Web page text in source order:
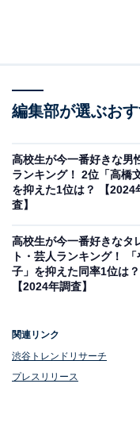
ビ系）の真島太一役
など）の面堂終太郎
ど、数多くの主要キ
してだけでなく、歌
ラマやバラエティ番
編集部が選ぶお
高校生が今一番好きな男
ランキング！ 2位「高橋
を抑えた1位は？ 【2024
査】
高校生が今一番好きなタ
ト・芸人ランキング！ 「
子」を抑えた同率1位は？
【2024年調査】
関連リンク
渋谷トレンドリサーチ
プレスリリース